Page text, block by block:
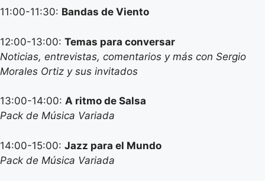
11:00-11:30: Bandas de Viento
12:00-13:00: Temas para conversar
Noticias, entrevistas, comentarios y más con Sergio
Morales Ortiz y sus invitados
13:00-14:00: A ritmo de Salsa
Pack de Música Variada
14:00-15:00: Jazz para el Mundo
Pack de Música Variada